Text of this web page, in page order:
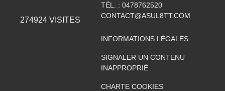
274924 VISITES
TÉL. : 0478762520
CONTACT@ASUL8TT.COM
INFORMATIONS LÉGALES
SIGNALER UN CONTENU
INAPPROPRIÉ
CHARTE COOKIES